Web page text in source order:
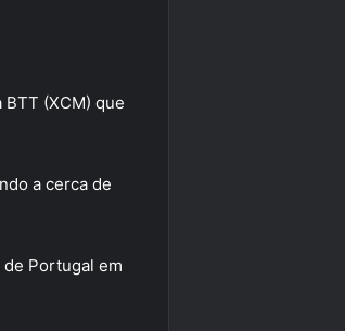
(XCM) que
a cerca de
Portugal em